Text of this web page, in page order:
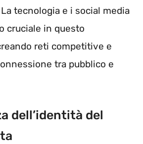
tecnologia e i social media
cruciale in questo
reti competitive e
tra pubblico e
dell’identità del